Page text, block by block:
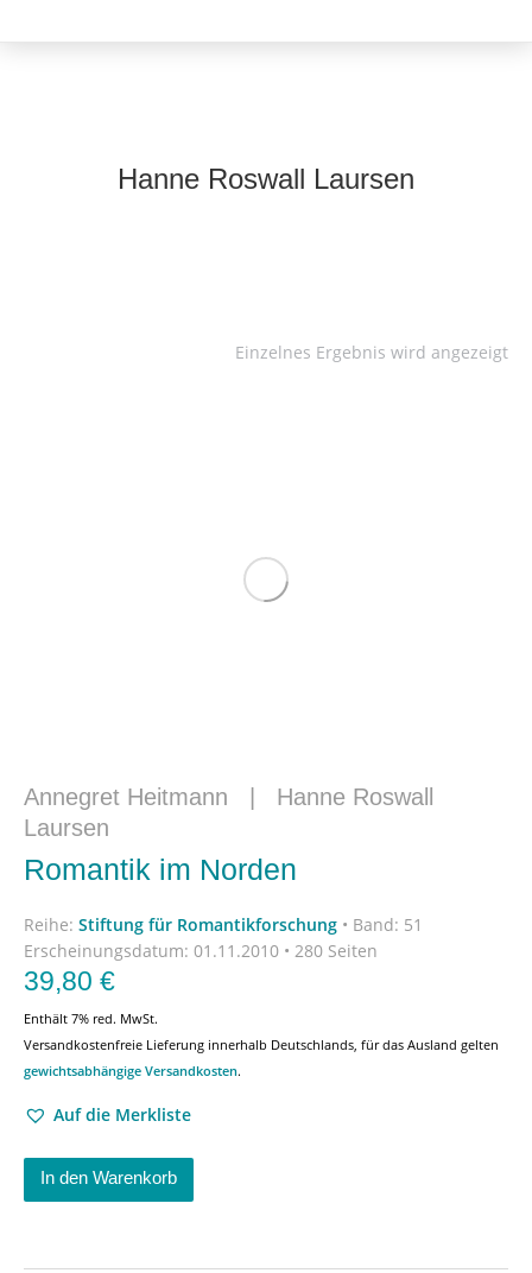
Hanne Roswall Laursen
Einzelnes Ergebnis wird angezeigt
Annegret Heitmann
Hanne Roswall
Laursen
Romantik im Norden
Reihe: Stiftung für Romantikforschung • Band: 51
Erscheinungsdatum: 01.11.2010 • 280 Seiten
39,80 €
Enthält 7% red. MwSt.
Versandkostenfreie Lieferung innerhalb Deutschlands, für das Ausland gelten
gewichtsabhängige Versandkosten.
Auf die Merkliste
In den Warenkorb